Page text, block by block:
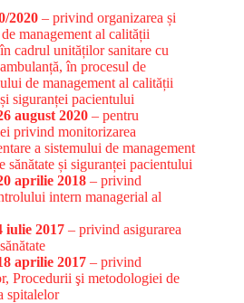
2020 – privind organizarea și
management al calității
cadrul unităților sanitare cu
în procesul de
de management al calității
siguranței pacientului
august 2020 – pentru
privind monitorizarea
a sistemului de management
și siguranței pacientului
aprilie 2018 – privind
intern managerial al
iulie 2017 – privind asigurarea
aprilie 2017 – privind
Procedurii şi metodologiei de
spitalelor